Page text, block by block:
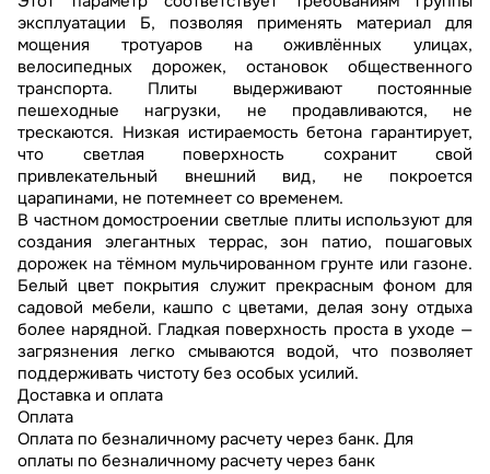
эксплуатации Б, позволяя применять материал для
мощения тротуаров на оживлённых улицах,
велосипедных дорожек, остановок общественного
транспорта. Плиты выдерживают постоянные
пешеходные нагрузки, не продавливаются, не
трескаются. Низкая истираемость бетона гарантирует,
что светлая поверхность сохранит свой
привлекательный внешний вид, не покроется
царапинами, не потемнеет со временем.
В частном домостроении светлые плиты используют для
создания элегантных террас, зон патио, пошаговых
дорожек на тёмном мульчированном грунте или газоне.
Белый цвет покрытия служит прекрасным фоном для
садовой мебели, кашпо с цветами, делая зону отдыха
более нарядной. Гладкая поверхность проста в уходе —
загрязнения легко смываются водой, что позволяет
поддерживать чистоту без особых усилий.
Доставка и оплата
Оплата
Оплата по безналичному расчету через банк. Для
оплаты по безналичному расчету через банк